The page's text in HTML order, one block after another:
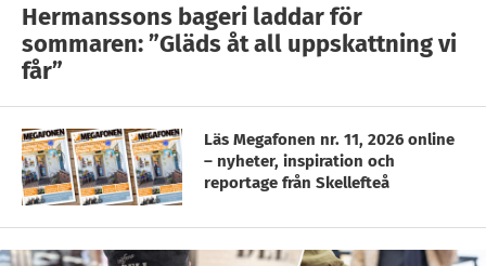
Hermanssons bageri laddar för
sommaren: ”Gläds åt all uppskattning vi
får”
Läs Megafonen nr. 11, 2026 online
– nyheter, inspiration och
reportage från Skellefteå